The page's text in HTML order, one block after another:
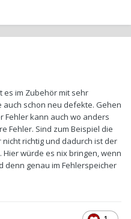
es im Zubehör mit sehr
schon neu defekte. Gehen
Fehler kann auch wo anders
Fehler. Sind zum Beispiel die
richtig und dadurch ist der
würde es nix bringen, wenn
denn genau im Fehlerspeicher